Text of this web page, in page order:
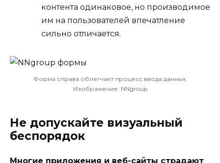
контента одинаковое, но производимое
им на пользователей впечатление
сильно отличается.
Форма справа облегчает процесс ввода данных.
Изображение: NNgroup
Не допускайте визуальный
беспорядок
Многие приложения и веб-сайты страдают